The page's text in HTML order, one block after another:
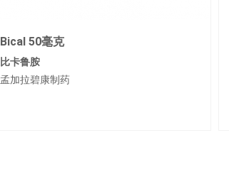
Bicalon 50毫克
比卡鲁胺
耀品国际有限公司